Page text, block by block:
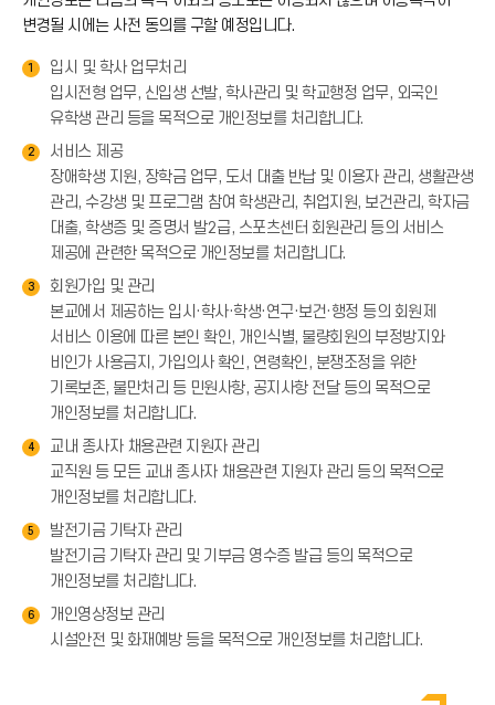
변경될 시에는 사전 동의를 구할 예정입니다.
1
입시 및 학사 업무처리
입시전형 업무, 신입생 선발, 학사관리 및 학교행정 업무, 외국인
유학생 관리 등을 목적으로 개인정보를 처리합니다.
2
서비스 제공
장애학생 지원, 장학금 업무, 도서 대출 반납 및 이용자 관리, 생활관생
관리, 수강생 및 프로그램 참여 학생관리, 취업지원, 보건관리, 학자금
대출, 학생증 및 증명서 발2급, 스포츠센터 회원관리 등의 서비스
제공에 관련한 목적으로 개인정보를 처리합니다.
3
회원가입 및 관리
본교에서 제공하는 입시·학사·학생·연구·보건·행정 등의 회원제
서비스 이용에 따른 본인 확인, 개인식별, 불량회원의 부정방지와
비인가 사용금지, 가입의사 확인, 연령확인, 분쟁조정을 위한
기록보존, 불만처리 등 민원사항, 공지사항 전달 등의 목적으로
개인정보를 처리합니다.
4
교내 종사자 채용관련 지원자 관리
교직원 등 모든 교내 종사자 채용관련 지원자 관리 등의 목적으로
개인정보를 처리합니다.
5
발전기금 기탁자 관리
발전기금 기탁자 관리 및 기부금 영수증 발급 등의 목적으로
개인정보를 처리합니다.
6
개인영상정보 관리
시설안전 및 화재예방 등을 목적으로 개인정보를 처리합니다.